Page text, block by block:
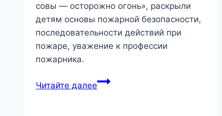
совы — осторожно огонь», раскрыли
детям основы пожарной безопасности,
последовательности действий при
пожаре, уважение к профессии
пожарника.
Читайте далее«Огонь